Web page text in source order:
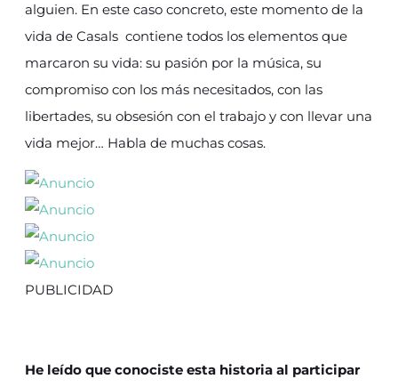
alguien. En este caso concreto, este momento de la
vida de Casals contiene todos los elementos que
marcaron su vida: su pasión por la música, su
compromiso con los más necesitados, con las
libertades, su obsesión con el trabajo y con llevar una
vida mejor… Habla de muchas cosas.
PUBLICIDAD
He leído que conociste esta historia al participar